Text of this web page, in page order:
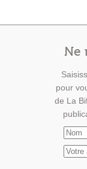
Ne
pour
de La